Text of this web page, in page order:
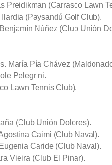
Preidikman (Carrasco Lawn
(Paysandú Golf Club).
Núñez (Club Unión
María Pía Chávez
Pelegrini.
Lawn Tennis Club).
(Club Unión Dolores).
Caimi (Club Naval).
Caride (Club Naval).
Vieira (Club El Pinar).